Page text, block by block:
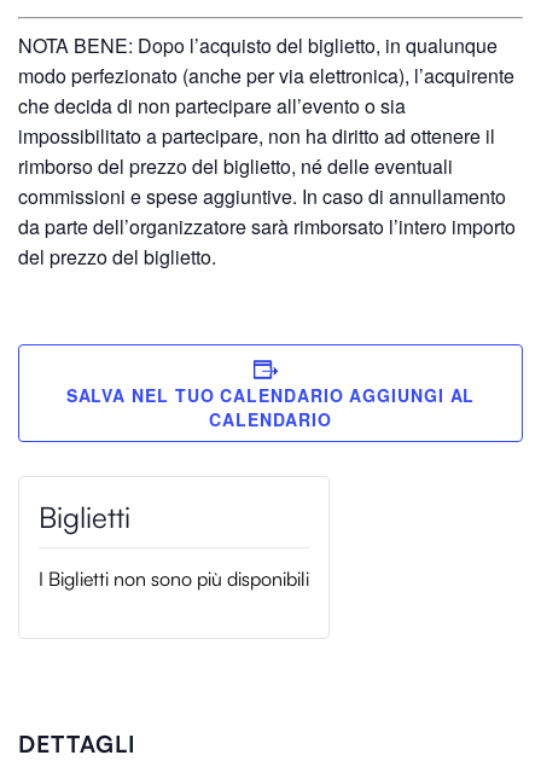
NOTA BENE: Dopo l’acquisto del biglietto, in qualunque
modo perfezionato (anche per via elettronica), l’acquirente
che decida di non partecipare all’evento o sia
impossibilitato a partecipare, non ha diritto ad ottenere il
rimborso del prezzo del biglietto, né delle eventuali
commissioni e spese aggiuntive. In caso di annullamento
da parte dell’organizzatore sarà rimborsato l’intero importo
del prezzo del biglietto.
SALVA NEL TUO CALENDARIO
DETTAGLI
I Biglietti non sono più disponibili